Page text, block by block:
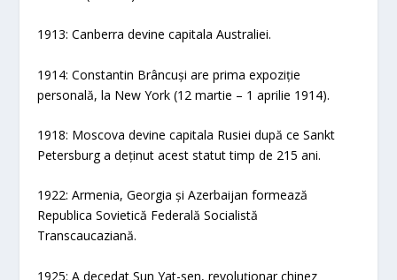
1913: Canberra devine capitala Australiei.
1914: Constantin Brâncuși are prima expoziție
personală, la New York (12 martie – 1 aprilie 1914).
1918: Moscova devine capitala Rusiei după ce Sankt
Petersburg a deținut acest statut timp de 215 ani.
1922: Armenia, Georgia și Azerbaijan formează
Republica Sovietică Federală Socialistă
Transcaucaziană.
1925: A decedat Sun Yat-sen, revoluționar chinez